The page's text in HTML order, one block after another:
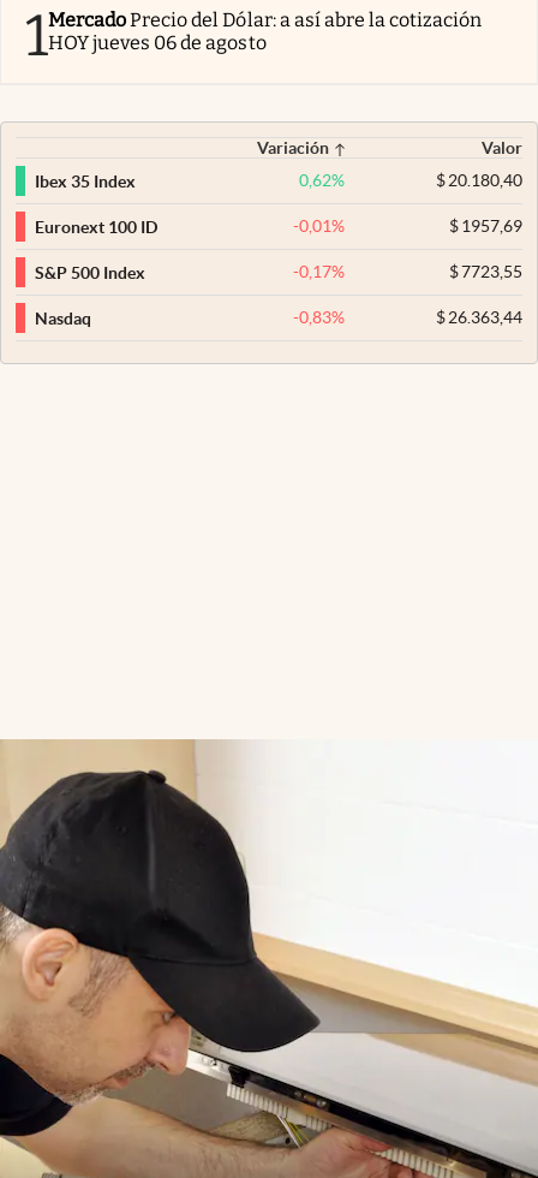
1MercadoPrecio del Dólar: a así abre la cotización
HOY jueves 06 de agosto
Variación
Valor
Ibex 35 Index
0,62% $20.180,40
Euronext 100 ID -0,01% $1957,69
S&P 500 Index -0,17% $7723,55
Nasdaq -0,83% $26.363,44